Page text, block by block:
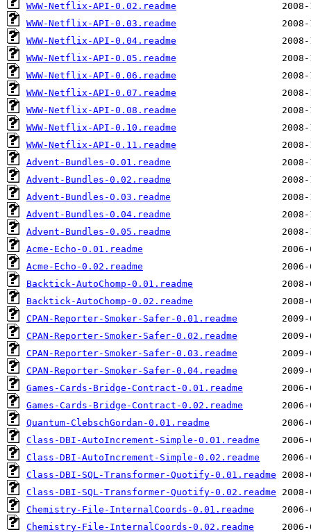
WWW-Netflix-API-0.02.readme
WWW-Netflix-API-0.03.readme
WWW-Netflix-API-0.04.readme
WWW-Netflix-API-0.05.readme
WWW-Netflix-API-0.06.readme
WWW-Netflix-API-0.07.readme
WWW-Netflix-API-0.08.readme
WWW-Netflix-API-0.10.readme
WWW-Netflix-API-0.11.readme
Advent-Bundles-0.01.readme
Advent-Bundles-0.02.readme
Advent-Bundles-0.03.readme
Advent-Bundles-0.04.readme
Advent-Bundles-0.05.readme
Acme-Echo-0.01.readme
Acme-Echo-0.02.readme
Backtick-AutoChomp-0.01.readme
Backtick-AutoChomp-0.02.readme
CPAN-Reporter-Smoker-Safer-0.01.readme
CPAN-Reporter-Smoker-Safer-0.02.readme
CPAN-Reporter-Smoker-Safer-0.03.readme
CPAN-Reporter-Smoker-Safer-0.04.readme
Games-Cards-Bridge-Contract-0.01.readme
Games-Cards-Bridge-Contract-0.02.readme
Quantum-ClebschGordan-0.01.readme
Class-DBI-AutoIncrement-Simple-0.01.readme
Class-DBI-AutoIncrement-Simple-0.02.readme
Class-DBI-SQL-Transformer-Quotify-0.01.readme
Class-DBI-SQL-Transformer-Quotify-0.02.readme
Chemistry-File-InternalCoords-0.01.readme
Chemistry-File-InternalCoords-0.02.readme